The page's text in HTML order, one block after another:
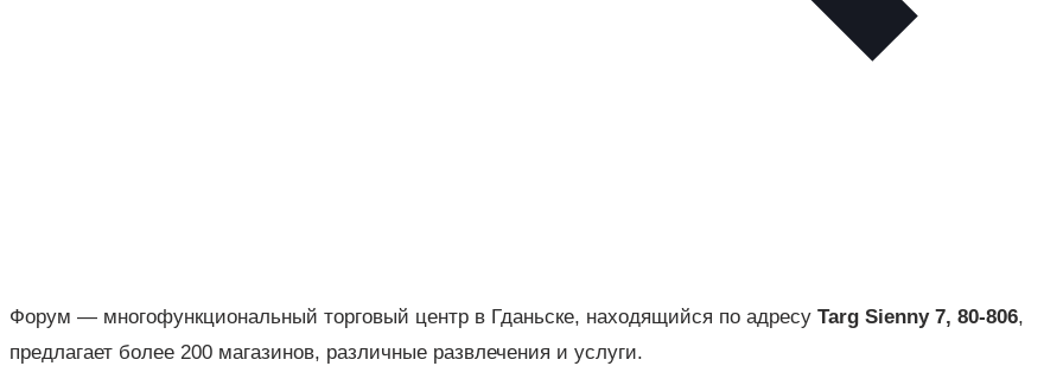
Форум — многофункциональный торговый центр в Гданьске, находящийся по адресу Targ Sienny 7, 80-806,
предлагает более 200 магазинов, различные развлечения и услуги.